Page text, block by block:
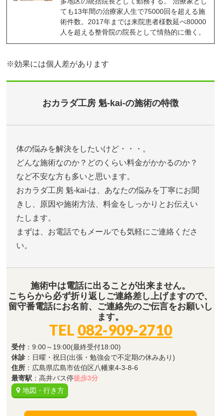
ても13年間の治療家人生で75000回を超える施
術件数。2017年までは来院患者様数延べ80000
人を超える整骨院の院長として情熱的に働く。
※効果には個人差があります
おカラダ工房 魁-kai-の施術の特徴
体の悩みを解決をしたいけど・・・。
どんな施術なのか？どのくらい料金がかかるのか？
など不安な方も多いと思います。
おカラダ工房 魁-kai-は、あなたの悩みを丁寧にお聞
きし、原因や施術方法、料金をしっかりとお伝えい
たします。
まずは、お電話でもメールでも気軽にご連絡くださ
い。
施術中は電話に出ることが出来ません。
こちらから必ず折り返しご連絡差し上げますので、
留守番電話にお名前、ご連絡先のご伝言をお願いし
ます。
TEL 082-909-2710
受付 ：9:00～19:00(最終受付18:00)
休診 ：日曜・祝日(出張・勉強会で不定期の休みあり)
住所 ：広島県広島市佐伯区八幡東4-3-8-6
最寄駅 ：高井バス停徒歩3分
地図・行き方